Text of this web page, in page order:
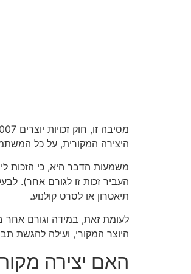
היצירה המקורית, על כל
משמעות הדבר היא, כי הזכות
העביר זכות זו לגורם אחר).
תיאטרון או לסרט קולנוע.
לעומת זאת, במידה וגורם אחר
היוצר המקורי, ועילה להגשת
האם יצירה